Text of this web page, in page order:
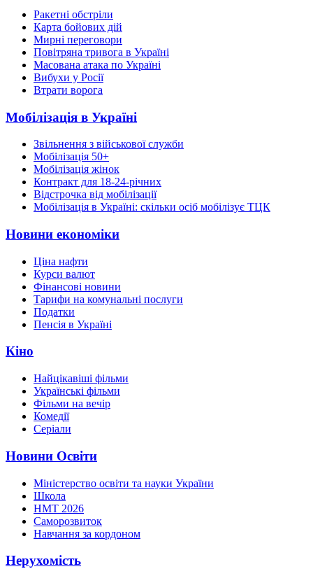
Ракетні обстріли
Карта бойових дій
Мирні переговори
Повітряна тривога в Україні
Масована атака по Україні
Вибухи у Росії
Втрати ворога
Мобілізація в Україні
Звільнення з військової служби
Мобілізація 50+
Мобілізація жінок
Контракт для 18-24-річних
Відстрочка від мобілізації
Мобілізація в Україні: скільки осіб мобілізує ТЦК
Новини економіки
Ціна нафти
Курси валют
Фінансові новини
Тарифи на комунальні послуги
Податки
Пенсія в Україні
Кіно
Найцікавіші фільми
Українські фільми
Фільми на вечір
Комедії
Серіали
Новини Освіти
Міністерство освіти та науки України
Школа
НМТ 2026
Саморозвиток
Навчання за кордоном
Нерухомість